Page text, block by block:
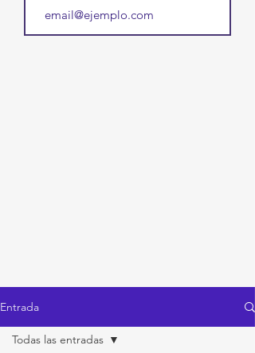
Entrada
Todas las entradas